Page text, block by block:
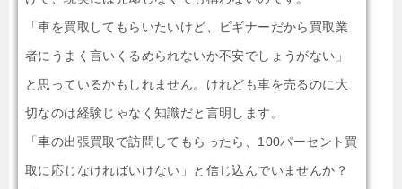
「車を買取してもらいたいけど、ビギナーだから買取業
者にうまく言いくるめられないか不安でしょうがない」
と思っているかもしれません。けれども車を売るのに大
切なのは経験じゃなく知識だと言明します。
「車の出張買取で訪問してもらったら、100パーセント買
取に応じなければいけない」と信じ込んでいませんか？